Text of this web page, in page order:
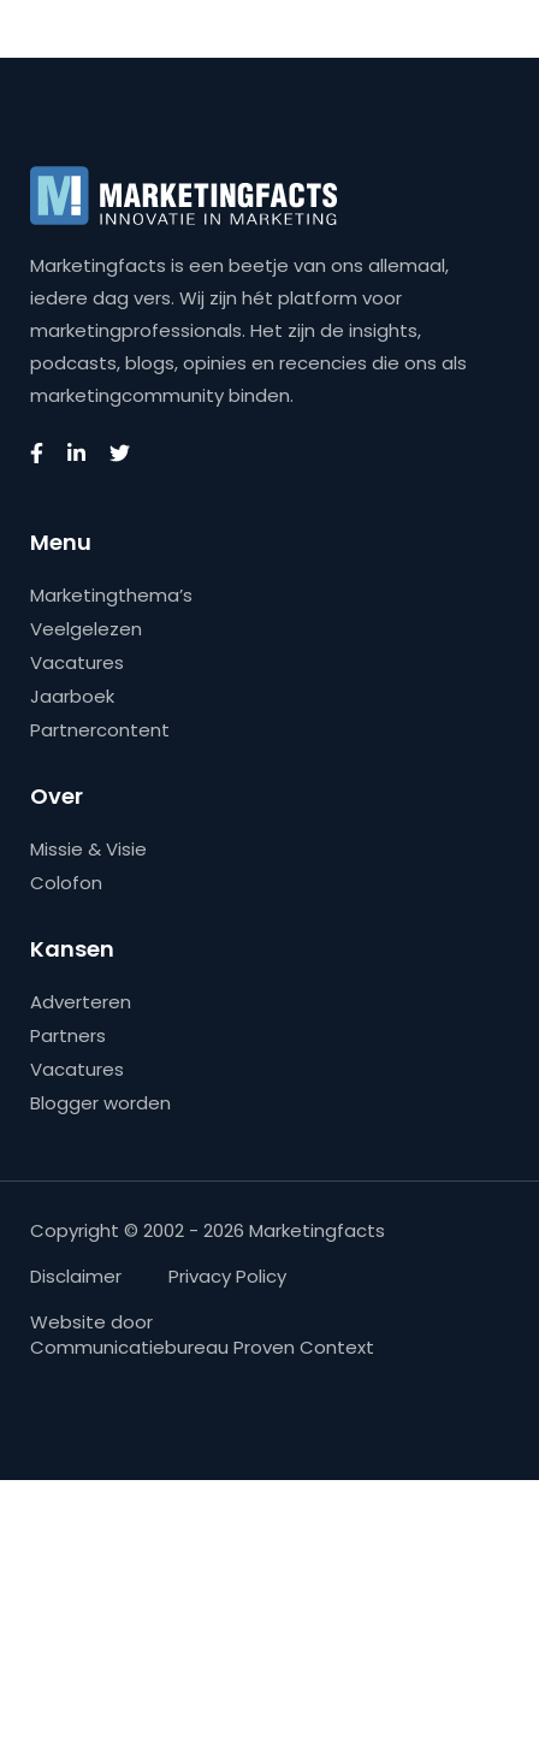
Marketingfacts is een beetje van ons allemaal,
iedere dag vers. Wij zijn hét platform voor
marketingprofessionals. Het zijn de insights,
podcasts, blogs, opinies en recencies die ons als
marketingcommunity binden.
Menu
Marketingthema’s
Veelgelezen
Vacatures
Jaarboek
Partnercontent
Over
Missie & Visie
Colofon
Kansen
Adverteren
Partners
Vacatures
Blogger worden
Copyright © 2002 - 2026 Marketingfacts
Disclaimer
Privacy Policy
Website door
Communicatiebureau Proven Context